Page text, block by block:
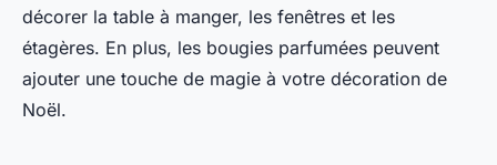
décorer la table à manger, les fenêtres et les
étagères. En plus, les bougies parfumées peuvent
ajouter une touche de magie à votre décoration de
Noël.